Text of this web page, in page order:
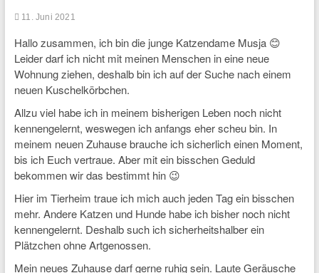
11. Juni 2021
Hallo zusammen, ich bin die junge Katzendame Musja 😊
Leider darf ich nicht mit meinen Menschen in eine neue
Wohnung ziehen, deshalb bin ich auf der Suche nach einem
neuen Kuschelkörbchen.
Allzu viel habe ich in meinem bisherigen Leben noch nicht
kennengelernt, weswegen ich anfangs eher scheu bin. In
meinem neuen Zuhause brauche ich sicherlich einen Moment,
bis ich Euch vertraue. Aber mit ein bisschen Geduld
bekommen wir das bestimmt hin 😉
Hier im Tierheim traue ich mich auch jeden Tag ein bisschen
mehr. Andere Katzen und Hunde habe ich bisher noch nicht
kennengelernt. Deshalb such ich sicherheitshalber ein
Plätzchen ohne Artgenossen.
Mein neues Zuhause darf gerne ruhig sein. Laute Geräusche